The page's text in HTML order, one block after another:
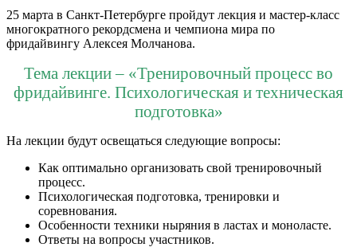
25 марта в Санкт-Петербурге пройдут лекция и мастер-класс
многократного рекордсмена и чемпиона мира по
фридайвингу Алексея Молчанова.
Тема лекции – «Тренировочный процесс во
фридайвинге. Психологическая и техническая
подготовка»
На лекции будут освещаться следующие вопросы:
Как оптимально организовать свой тренировочный
процесс.
Психологическая подготовка, тренировки и
соревнования.
Особенности техники ныряния в ластах и моноласте.
Ответы на вопросы участников.